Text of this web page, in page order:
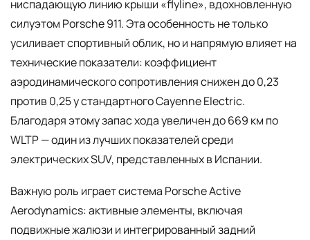
ниспадающую линию крыши «flyline», вдохновленную
силуэтом Porsche 911. Эта особенность не только
усиливает спортивный облик, но и напрямую влияет на
технические показатели: коэффициент
аэродинамического сопротивления снижен до 0,23
против 0,25 у стандартного Cayenne Electric.
Благодаря этому запас хода увеличен до 669 км по
WLTP — один из лучших показателей среди
электрических SUV, представленных в Испании.
Важную роль играет система Porsche Active
Aerodynamics: активные элементы, включая
подвижные жалюзи и интегрированный задний